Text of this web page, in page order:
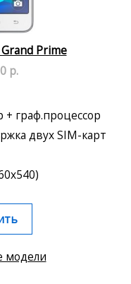
Prime
р.
граф.процессор
двух SIM-карт
модели